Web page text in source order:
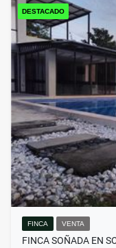
DESTACADO
FINCA VENTA
FINCA SOÑADA EN